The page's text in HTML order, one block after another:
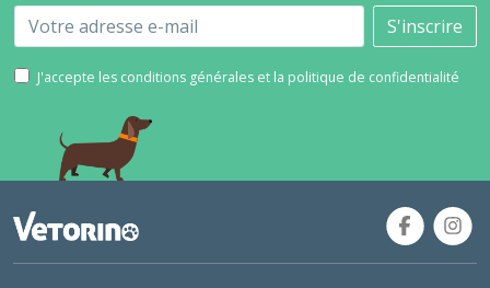
Email S'inscrire
J'accepte les conditions générales et la politique de confidentialité